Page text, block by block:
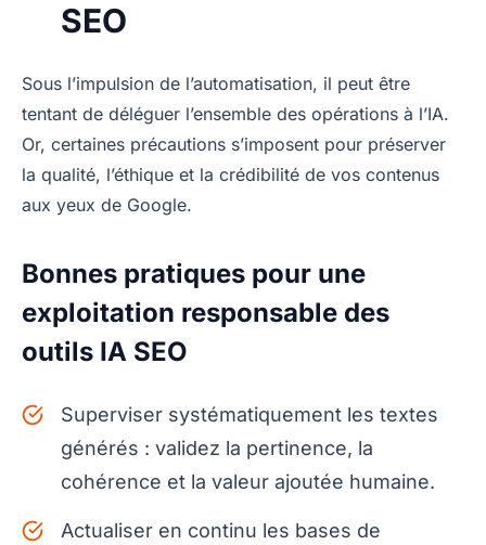
SEO
Sous l’impulsion de l’automatisation, il peut être
tentant de déléguer l’ensemble des opérations à l’IA.
Or, certaines précautions s’imposent pour préserver
la qualité, l’éthique et la crédibilité de vos contenus
aux yeux de Google.
Bonnes pratiques pour une
exploitation responsable des
outils IA SEO
Superviser systématiquement les textes
générés : validez la pertinence, la
cohérence et la valeur ajoutée humaine.
Actualiser en continu les bases de